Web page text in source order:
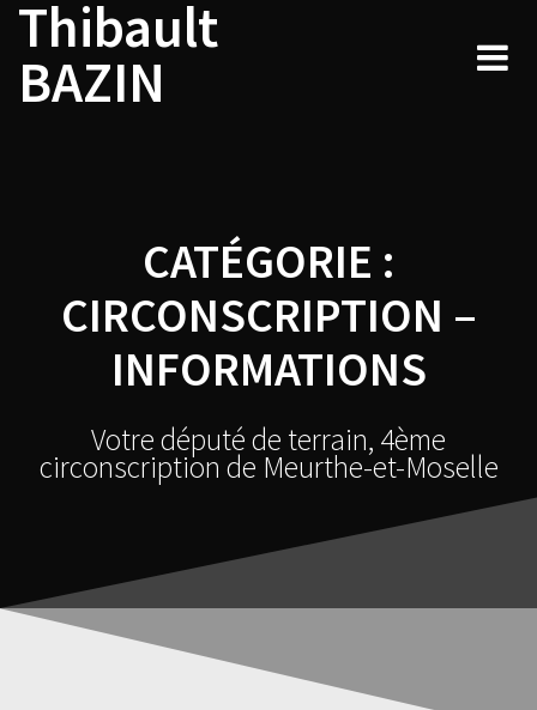
Skip
content
Thibault
BAZIN
CATÉGORIE :
CIRCONSCRIPTION –
INFORMATIONS
Votre député de terrain, 4ème
circonscription de Meurthe-et-Moselle
Navigation
au